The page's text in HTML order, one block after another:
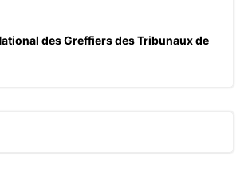
des Greffiers des Tribunaux de